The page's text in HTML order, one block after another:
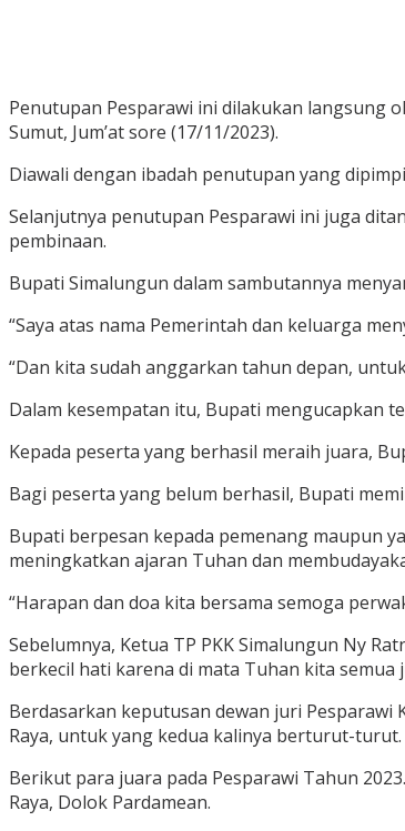
Penutupan Pesparawi ini dilakukan langsung
Sumut, Jum’at sore (17/11/2023).
Diawali dengan ibadah penutupan yang
Selanjutnya penutupan Pesparawi ini juga
pembinaan.
Bupati Simalungun dalam sambutannya
“Saya atas nama Pemerintah dan keluarga
“Dan kita sudah anggarkan tahun depan,
Dalam kesempatan itu, Bupati mengucapkan
Kepada peserta yang berhasil meraih juara,
Bagi peserta yang belum berhasil, Bupati
Bupati berpesan kepada pemenang maupun
meningkatkan ajaran Tuhan dan
“Harapan dan doa kita bersama semoga
Sebelumnya, Ketua TP PKK Simalungun Ny
berkecil hati karena di mata Tuhan kita semua
Berdasarkan keputusan dewan juri Pesparawi
Raya, untuk yang kedua kalinya berturut-turut.
Berikut para juara pada Pesparawi Tahun
Raya, Dolok Pardamean.